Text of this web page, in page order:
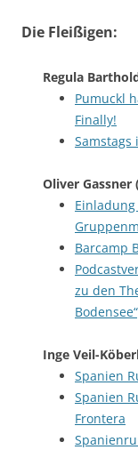
Die Fleißigen:
Regula
Pumuckl
Finally!
Samstags
Oliver Gassner
Einladung
Barcamp
zu den
Inge Veil-
Spanien
Spanien
Frontera